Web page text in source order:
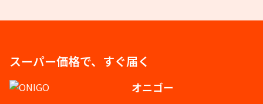
スーパー価格で、すぐ届く
オニゴー